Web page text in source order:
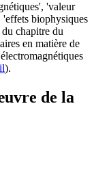
'valeur
biophysiques
chapitre du
en matière de
).
de la